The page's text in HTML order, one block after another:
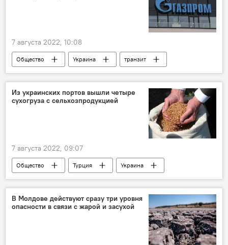
7 августа 2022, 10:08
Общество Украина
транзит
газ
"Газпром"
Из украинских портов вышли четыре
сухогруза с сельхозпродукцией
7 августа 2022, 09:07
Общество Турция
Украина
зерно
В Молдове действуют сразу три уровня
опасности в связи с жарой и засухой